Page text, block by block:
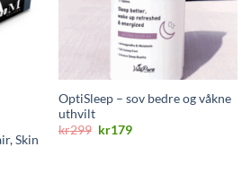
Skin
OptiSleep – sov bedre og våkne
uthvilt
kr299 Opprinnelig
kr179Nåværende